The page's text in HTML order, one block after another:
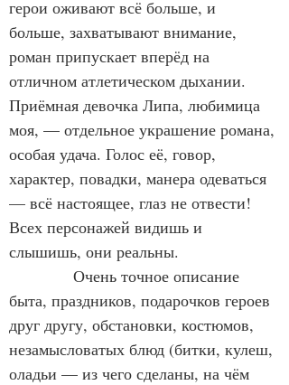
герои оживают всё больше, и
больше, захватывают внимание,
роман припускает вперёд на
отличном атлетическом дыхании.
Приёмная девочка Липа, любимица
моя, — отдельное украшение романа,
особая удача. Голос её, говор,
характер, повадки, манера одеваться
— всё настоящее, глаз не отвести!
Всех персонажей видишь и
слышишь, они реальны.
Очень точное описание
быта, праздников, подарочков героев
друг другу, обстановки, костюмов,
незамысловатых блюд (битки, кулеш,
оладьи — из чего сделаны, на чём